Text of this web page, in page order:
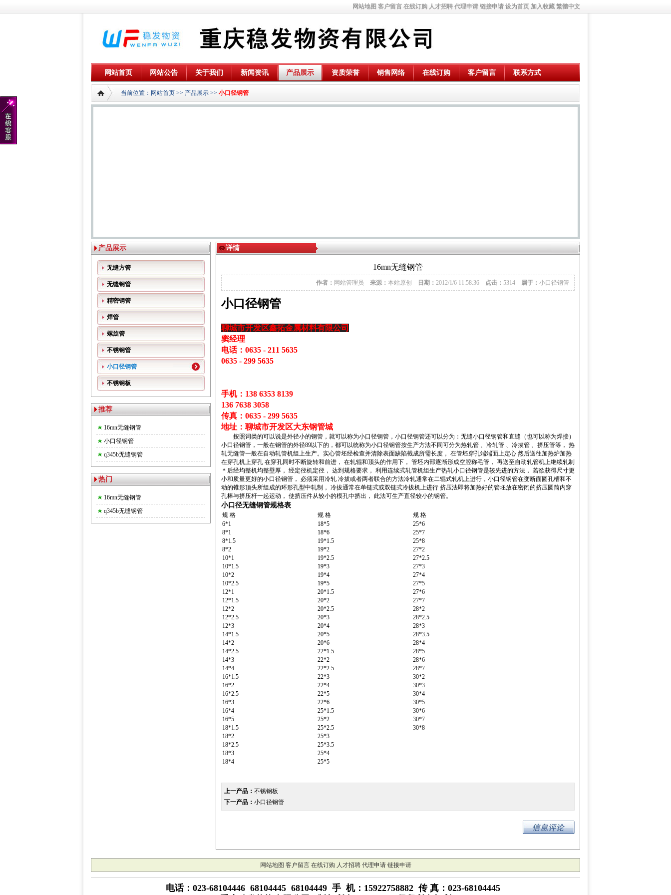
网站地图 客户留言 在线订购 人才招聘 代理申请 链接申请 设为首页 加入收藏 繁體中文
网站首页 网站公告 关于我们 新闻资讯 产品展示 资质荣誉 销售网络 在线订购 客户留言 联系方式
当前位置： 网站首页 >> 产品展示 >> 小口径钢管
产品展示
无缝方管
无缝钢管
精密钢管
焊管
螺旋管
不锈钢管
小口径钢管
不锈钢板
推荐
16mn无缝钢管
小口径钢管
q345b无缝钢管
热门
16mn无缝钢管
q345b无缝钢管
详情
16mn无缝钢管
作者： 网站管理员 来源： 本站原创 日期： 2012/1/6 11:58:36 点击： 5314 属于： 小口径钢管
小口径钢管
聊城市开发区鑫拓金属材料有限公司
窦经理
电话：0635 - 211 5635
0635 - 299 5635
手机：138 6353 8139
136 7638 3058
传真：0635 - 299 5635
地址：聊城市开发区大东钢管城
按照词类的可以说是外径小的钢管，就可以称为小口径钢管，小口径钢管还可以分为：无缝小口径钢管和直缝（也可以称为焊接）
小口径钢管，一般在钢管的外径89以下的，都可以统称为小口径钢管按生产方法不同可分为热轧管 、冷轧管 、冷拔管 、挤压管等， 热
轧无缝管一般在自动轧管机组上生产。实心管坯经检查并清除表面缺陷截成所需长度， 在管坯穿孔端端面上定心 然后送往加热炉加热
在穿孔机上穿孔 在穿孔同时不断旋转和前进， 在轧辊和顶头的作用下， 管坯内部逐渐形成空腔称毛管， 再送至自动轧管机上继续轧制
＊后经均整机均整壁厚， 经定径机定径， 达到规格要求， 利用连续式轧管机组生产热轧小口径钢管是较先进的方法， 若欲获得尺寸更
小和质量更好的小口径钢管， 必须采用冷轧 冷拔或者两者联合的方法冷轧通常在二辊式轧机上进行，小口径钢管在变断面圆孔槽和不
动的锥形顶头所组成的环形孔型中轧制， 冷拔通常在单链式或双链式冷拔机上进行 挤压法即将加热好的管坯放在密闭的挤压圆筒内穿
孔棒与挤压杆一起运动， 使挤压件从较小的模孔中挤出， 此法可生产直径较小的钢管。
小口径无缝钢管规格表
规 格 规 格
规 格
6*1
18*5
25*6
8*1
18*6
25*7
8*1.5
19*1.5
25*8
8*2
19*2
27*2
10*1
19*2.5
27*2.5
10*1.5
19*3
27*3
10*2
19*4
27*4
10*2.5
19*5
27*5
12*1
20*1.5
27*6
12*1.5
20*2
27*7
12*2
20*2.5
28*2
12*2.5
20*3
28*2.5
12*3
20*4
28*3
14*1.5
20*5
28*3.5
14*2
20*6
28*4
14*2.5
22*1.5
28*5
14*3
22*2
28*6
14*4
22*2.5
28*7
16*1.5
22*3
30*2
16*2
22*4
30*3
16*2.5
22*5
30*4
16*3
22*6
30*5
16*4
25*1.5
30*6
16*5
25*2
30*7
18*1.5
25*2.5
30*8
18*2
25*3
18*2.5
25*3.5
18*3
25*4
18*4
25*5
上一产品： 不锈钢板
下一产品： 小口径钢管
网站地图 客户留言 在线订购 人才招聘 代理申请 链接申请
电话：023-68104446 68104445 68104449 手 机：15922758882 传 真：023-68104445